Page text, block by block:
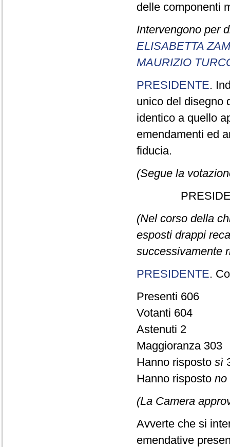
delle componenti
Intervengono per
ELISABETTA
MAURIZIO
PRESIDENTE.
unico del disegno
identico a quello
emendamenti ed
fiducia.
(Segue la
(Nel corso della
esposti drappi
successivamente
PRESIDENTE.
Presenti 606
Votanti 604
Astenuti 2
Maggioranza 303
Hanno risposto sì
Hanno risposto no
(La Camera
Avverte che si
emendative